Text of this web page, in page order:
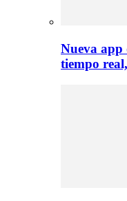
Nueva app
tiempo